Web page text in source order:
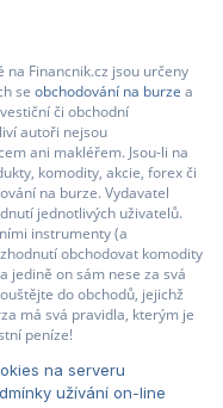
Financnik.cz jsou určeny
se obchodování na burze a
či obchodní
autoři nejsou
ani makléřem. Jsou-li na
komodity, akcie, forex či
na burze. Vydavatel
jednotlivých uživatelů.
instrumenty (a
obchodovat komodity
jedině on sám nese za svá
do obchodů, jejichž
má svá pravidla, kterým je
peníze!
na serveru
užívání on-line